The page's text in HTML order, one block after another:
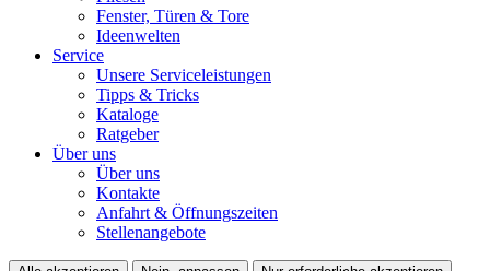
Fenster, Türen & Tore
Ideenwelten
Service
Unsere Serviceleistungen
Tipps & Tricks
Kataloge
Ratgeber
Über uns
Über uns
Kontakte
Anfahrt & Öffnungszeiten
Stellenangebote